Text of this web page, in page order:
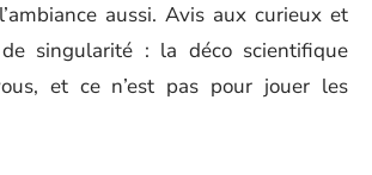
aussi. Avis aux curieux et
singularité : la déco scientifique
et ce n’est pas pour jouer les